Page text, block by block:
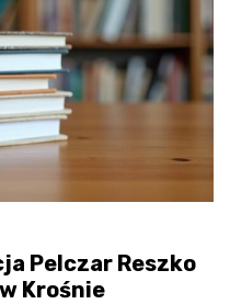
Pelczar Reszko
Krośnie